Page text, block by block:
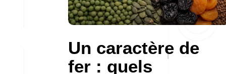
Un caractère de
fer : quels